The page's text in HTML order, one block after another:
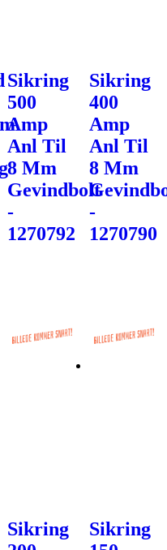
Sikring
500
Amp
Anl Til
8 Mm
Gevindbolt
-
1270792
Sikring
400
Amp
Anl Til
8 Mm
-
1270790
Sikring
Sikring